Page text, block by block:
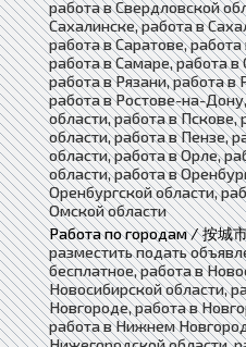
работа в Свердловской
Сахалинске, работа в
работа в Саратове,
работа в Самаре, работа в
работа в Рязани, работа в
работа в Ростове-на-
области, работа в Пскове,
области, работа в Пензе,
области, работа в Орле,
области, работа в
Оренбургской области,
Омской области
Работа по городам / 按城
разместить подать
бесплатное, работа в
Новосибирской области,
Новгороде, работа в
работа в Нижнем